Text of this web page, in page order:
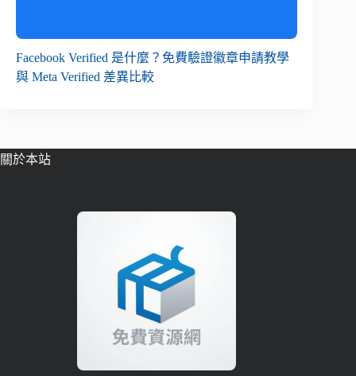
Facebook Verified 是什麼？免費驗證徽章申請教學
與 Meta Verified 差異比較
關於本站